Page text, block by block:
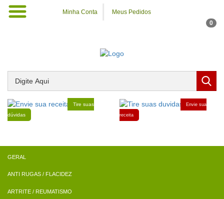
Minha Conta
Meus Pedidos
0
Tire suas
dúvidas
Envie sua
receita
ANTI RUGAS / FLACIDEZ
ARTRITE / REUMATISMO